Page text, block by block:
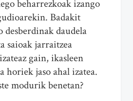
beharrezkoak izango
Badakit
desberdinak daudela
saioak jarraitzea
gain, ikasleen
horiek jaso ahal izatea.
modurik benetan?